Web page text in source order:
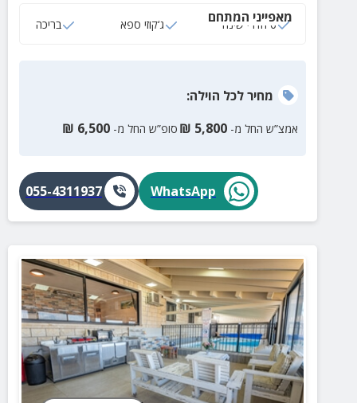
מאפייני המתחם
6 חדרי שינה ג‘קוזי ספא בריכה
מחירלכל הוילה:
אמצ”ש החל מ- 5,800
₪ סופ”ש החל מ- 6,500
₪
WhatsApp
055-4311937